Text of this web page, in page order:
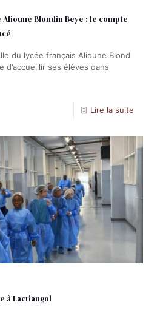
Blondin Beye : le compte
du lycée français Alioune Blond
d'accueillir ses élèves dans
Lire la suite
à Lactiangol